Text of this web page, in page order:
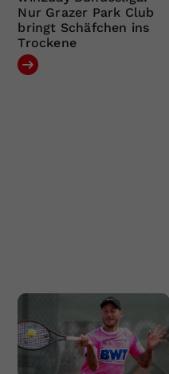
Nur Grazer Park Club
bringt Schäfchen ins
Trockene